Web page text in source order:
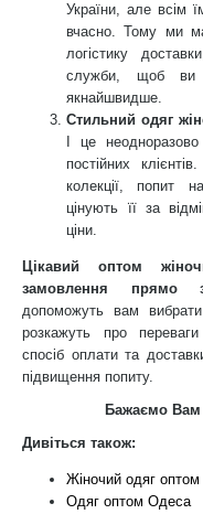
України, але всім
вчасно. Тому ми
логістику
служби, щоб ви
якнайшвидше.
Стильний одяг
І це
постійних
колекції, попит
цінують її за
ціни.
Цікавий оптом
замовлення прямо
допоможуть вам
розкажуть про
спосіб оплати та
підвищення попиту.
Бажаємо Вам
Дивіться також:
Жіночий одяг оптом
Одяг оптом Одеса